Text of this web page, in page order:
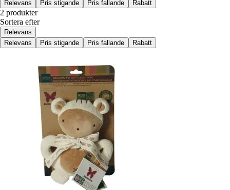
Relevans
Pris stigande Pris fallande Rabatt
2 produkter
Sortera efter
Relevans
Relevans
Pris stigande Pris fallande Rabatt